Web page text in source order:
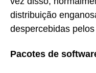
distribuição
despercebidas
Pacotes de